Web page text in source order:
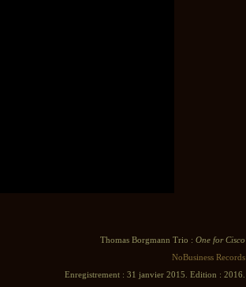
Thomas Borgmann Trio : One for Cisco
NoBusiness Records
Enregistrement : 31 janvier 2015. Edition : 2016.